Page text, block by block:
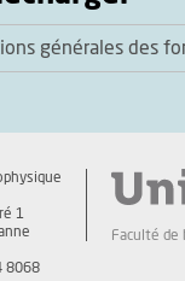
générales des
1
8068
Faculté de